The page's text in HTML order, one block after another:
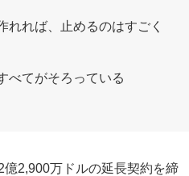
れれば、止めるのはすごく
べてがそろっている
2,900万ドルの延長契約を締